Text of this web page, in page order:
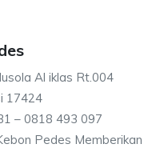
Al iklas Rt.004
17424
– 0818 493 097
Pedes Memberikan